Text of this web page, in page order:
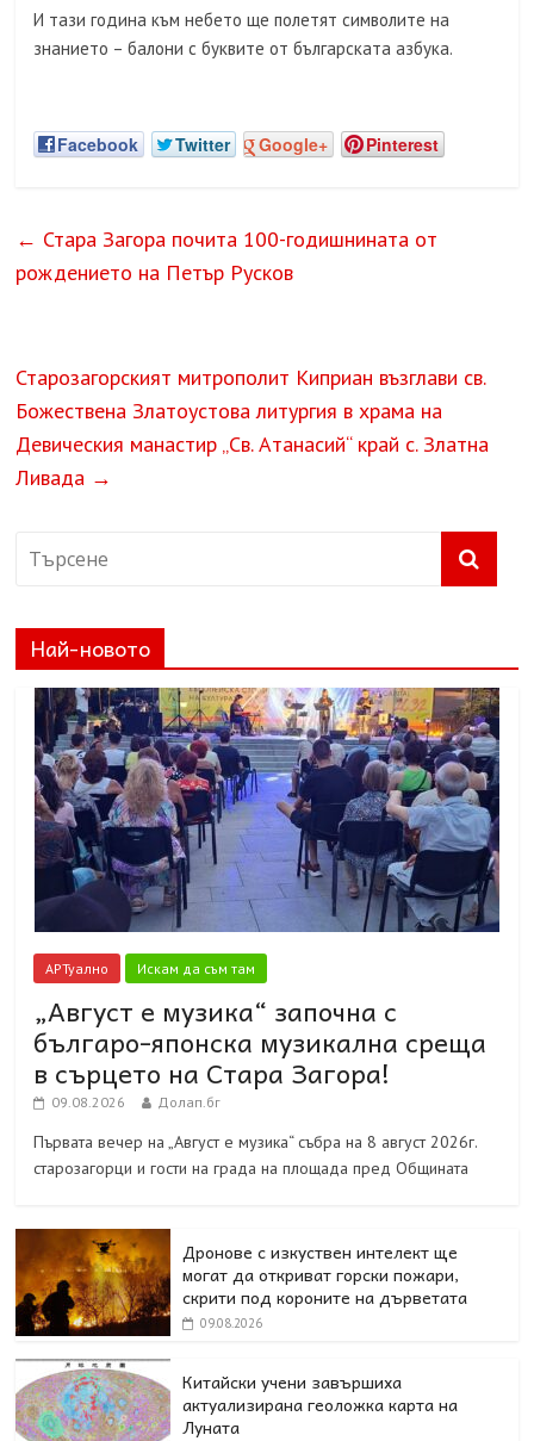
И тази година към небето ще полетят символите на
знанието – балони с буквите от българската азбука.
Facebook Twitter Google+ Pinterest
← Стара Загора почита 100-годишнината от
рождението на Петър Русков
Старозагорският митрополит Киприан възглави св.
Божествена Златоустова литургия в храма на
Девическия манастир „Св. Атанасий“ край с. Златна
Ливада →
Най-новото
АРТуално Искам да съм там
„Август е музика“ започна с
българо-японска музикална среща
в сърцето на Стара Загора!
09.08.2026 Долап.бг
Първата вечер на „Август е музика“ събра на 8 август 2026г.
старозагорци и гости на града на площада пред Общината
Дронове с изкуствен интелект ще
могат да откриват горски пожари,
скрити под короните на дърветата
09.08.2026
Китайски учени завършиха
актуализирана геоложка карта на
Луната